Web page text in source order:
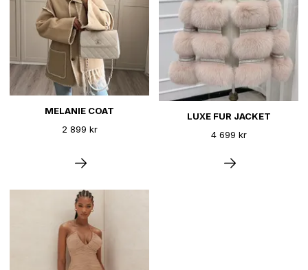
MELANIE COAT
2 899 kr
LUXE FUR JACKET
4 699 kr